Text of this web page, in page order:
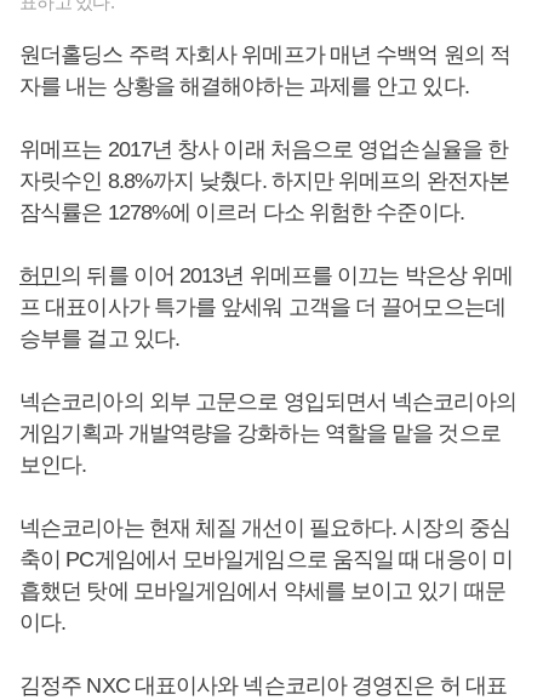
원더홀딩스 주력 자회사 위메프가 매년 수백억 원의 적
자를 내는 상황을 해결해야하는 과제를 안고 있다.
위메프는 2017년 창사 이래 처음으로 영업손실율을 한
자릿수인 8.8%까지 낮췄다. 하지만 위메프의 완전자본
잠식률은 1278%에 이르러 다소 위험한 수준이다.
허민의 뒤를 이어 2013년 위메프를 이끄는 박은상 위메
프 대표이사가 특가를 앞세워 고객을 더 끌어모으는데
승부를 걸고 있다.
넥슨코리아의 외부 고문으로 영입되면서 넥슨코리아의
게임기획과 개발역량을 강화하는 역할을 맡을 것으로
보인다.
넥슨코리아는 현재 체질 개선이 필요하다. 시장의 중심
축이 PC게임에서 모바일게임으로 움직일 때 대응이 미
흡했던 탓에 모바일게임에서 약세를 보이고 있기 때문
이다.
김정주 NXC 대표이사와 넥슨코리아 경영진은 허 대표